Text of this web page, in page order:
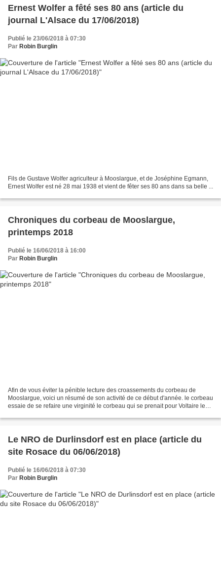
Ernest Wolfer a fêté ses 80 ans (article du
journal L'Alsace du 17/06/2018)
Publié le 23/06/2018 à 07:30
Par Robin Burglin
Fils de Gustave Wolfer agriculteur à Mooslargue, et de Joséphine Egmann,
Ernest Wolfer est né 28 mai 1938 et vient de fêter ses 80 ans dans sa belle ...
Chroniques du corbeau de Mooslargue,
printemps 2018
Publié le 16/06/2018 à 16:00
Par Robin Burglin
Afin de vous éviter la pénible lecture des croassements du corbeau de
Mooslargue, voici un résumé de son activité de ce début d'année. le corbeau
essaie de se refaire une virginité le corbeau qui se prenait pour Voltaire le
Le NRO de Durlinsdorf est en place (article du
site Rosace du 06/06/2018)
Publié le 16/06/2018 à 07:30
Par Robin Burglin